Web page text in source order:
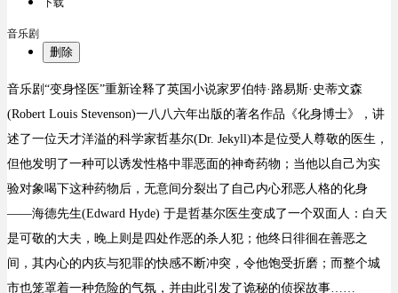
下载
音乐剧
删除
音乐剧“变身怪医”重新诠释了英国小说家罗伯特·路易斯·史蒂文森
(Robert Louis Stevenson)一八八六年出版的著名作品《化身博士》，讲
述了一位天才洋溢的科学家哲基尔(Dr. Jekyll)本是位受人尊敬的医生，
但他发明了一种可以诱发性格中罪恶面的神奇药物；当他以自己为实
验对象喝下这种药物后，无意间分裂出了自己内心邪恶人格的化身
——海德先生(Edward Hyde) 于是哲基尔医生变成了一个双面人：白天
是可敬的大夫，晚上则是四处作恶的杀人犯；他终日徘徊在善恶之
间，其内心的内疚与犯罪的快感不断冲突，令他饱受折磨；而整个城
市也笼罩着一种危险的气氛，并由此引发了诡秘的侦探故事……